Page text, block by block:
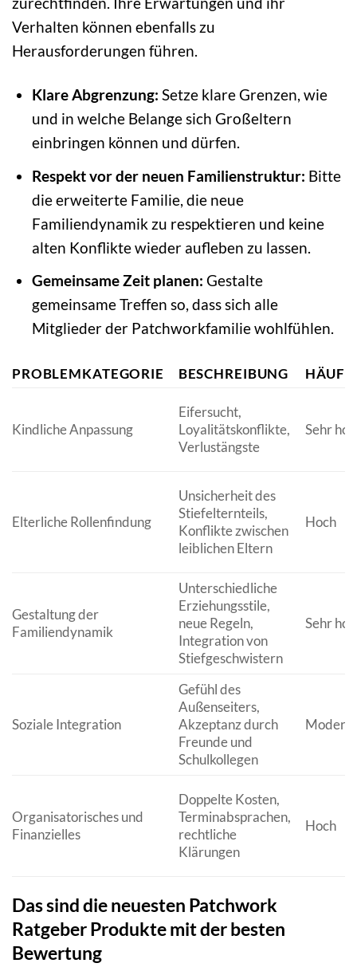
Verhalten können ebenfalls zu
Herausforderungen führen.
Klare Abgrenzung: Setze klare Grenzen, wie
und in welche Belange sich Großeltern
einbringen können und dürfen.
Respekt vor der neuen Familienstruktur: Bitte
die erweiterte Familie, die neue
Familiendynamik zu respektieren und keine
alten Konflikte wieder aufleben zu lassen.
Gemeinsame Zeit planen: Gestalte
gemeinsame Treffen so, dass sich alle
Mitglieder der Patchworkfamilie wohlfühlen.
PROBLEMKATEGORIE BESCHREIBUNG
Kindliche Anpassung
Eifersucht,
Loyalitätskonflikte,
Verlustängste
Sehr
Elterliche Rollenfindung
Unsicherheit des
Stiefelternteils,
Konflikte zwischen
leiblichen Eltern
Hoch
Gestaltung der
Familiendynamik
Unterschiedliche
Erziehungsstile,
neue Regeln,
Integration von
Stiefgeschwistern
Sehr
Soziale Integration
Gefühl des
Außenseiters,
Akzeptanz durch
Freunde und
Schulkollegen
Moderat
Organisatorisches und
Finanzielles
Doppelte Kosten,
Terminabsprachen,
rechtliche
Klärungen
Hoch
Das sind die neuesten Patchwork
Ratgeber Produkte mit der besten
Bewertung